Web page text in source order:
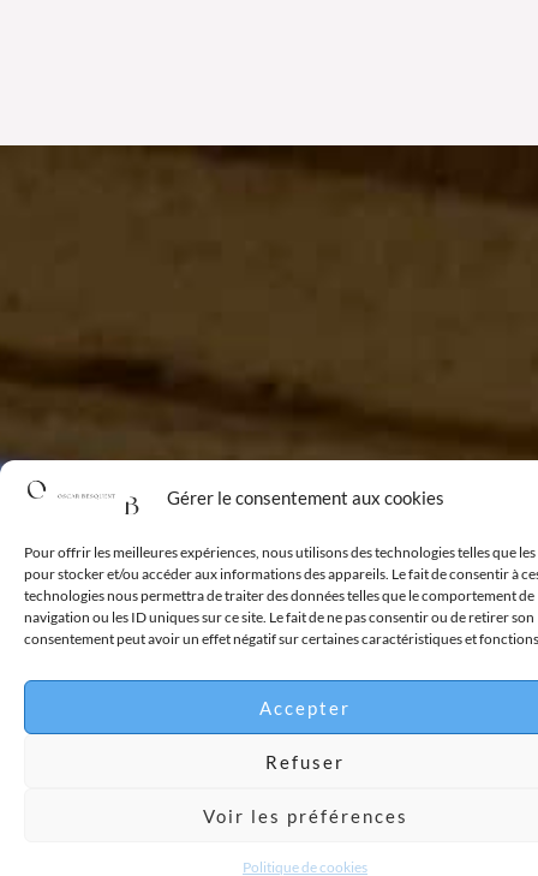
Gérer le consentement aux cookies
Pour offrir les meilleures expériences, nous utilisons des technologies telles que
pour stocker et/ou accéder aux informations des appareils. Le fait de consentir à
technologies nous permettra de traiter des données telles que le comportement de
navigation ou les ID uniques sur ce site. Le fait de ne pas consentir ou de retirer son
consentement peut avoir un effet négatif sur certaines caractéristiques et
Accepter
Refuser
Voir les préférences
Politique de cookies